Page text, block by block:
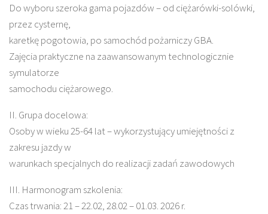
Do wyboru szeroka gama pojazdów – od ciężarówki-solówki,
przez cysternę,
karetkę pogotowia, po samochód pożarniczy GBA.
Zajęcia praktyczne na zaawansowanym technologicznie
symulatorze
samochodu ciężarowego.
II. Grupa docelowa:
Osoby w wieku 25-64 lat – wykorzystujący umiejętności z
zakresu jazdy w
warunkach specjalnych do realizacji zadań zawodowych
III. Harmonogram szkolenia:
Czas trwania: 21 – 22.02, 28.02 – 01.03. 2026 r.